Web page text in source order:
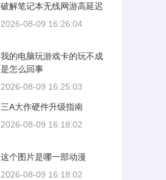
破解笔记本无线网游高延迟
2026-08-09 16:26:04
我的电脑玩游戏卡的玩不成
是怎么回事
2026-08-09 16:25:03
三A大作硬件升级指南
2026-08-09 16:18:02
这个图片是哪一部动漫
2026-08-09 16:18:02